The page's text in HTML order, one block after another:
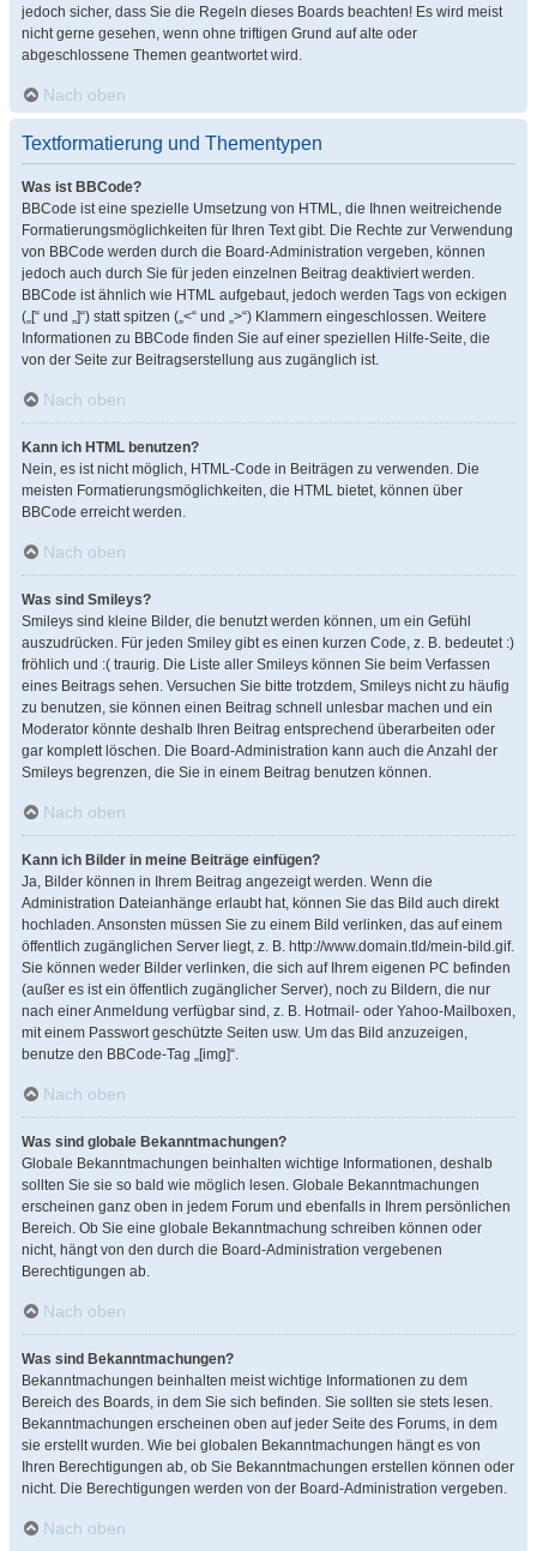
jedoch sicher, dass Sie die Regeln dieses Boards beachten! Es wird meist
nicht gerne gesehen, wenn ohne triftigen Grund auf alte oder
abgeschlossene Themen geantwortet wird.
Nach oben
Textformatierung und Thementypen
Was ist BBCode?
BBCode ist eine spezielle Umsetzung von HTML, die Ihnen weitreichende
Formatierungsmöglichkeiten für Ihren Text gibt. Die Rechte zur Verwendung
von BBCode werden durch die Board-Administration vergeben, können
jedoch auch durch Sie für jeden einzelnen Beitrag deaktiviert werden.
BBCode ist ähnlich wie HTML aufgebaut, jedoch werden Tags von eckigen
(„[“ und „]“) statt spitzen („<“ und „>“) Klammern eingeschlossen. Weitere
Informationen zu BBCode finden Sie auf einer speziellen Hilfe-Seite, die
von der Seite zur Beitragserstellung aus zugänglich ist.
Nach oben
Kann ich HTML benutzen?
Nein, es ist nicht möglich, HTML-Code in Beiträgen zu verwenden. Die
meisten Formatierungsmöglichkeiten, die HTML bietet, können über
BBCode erreicht werden.
Nach oben
Was sind Smileys?
Smileys sind kleine Bilder, die benutzt werden können, um ein Gefühl
auszudrücken. Für jeden Smiley gibt es einen kurzen Code, z. B. bedeutet :)
fröhlich und :( traurig. Die Liste aller Smileys können Sie beim Verfassen
eines Beitrags sehen. Versuchen Sie bitte trotzdem, Smileys nicht zu häufig
zu benutzen, sie können einen Beitrag schnell unlesbar machen und ein
Moderator könnte deshalb Ihren Beitrag entsprechend überarbeiten oder
gar komplett löschen. Die Board-Administration kann auch die Anzahl der
Smileys begrenzen, die Sie in einem Beitrag benutzen können.
Nach oben
Kann ich Bilder in meine Beiträge einfügen?
Ja, Bilder können in Ihrem Beitrag angezeigt werden. Wenn die
Administration Dateianhänge erlaubt hat, können Sie das Bild auch direkt
hochladen. Ansonsten müssen Sie zu einem Bild verlinken, das auf einem
öffentlich zugänglichen Server liegt, z. B. http://www.domain.tld/mein-bild.gif.
Sie können weder Bilder verlinken, die sich auf Ihrem eigenen PC befinden
(außer es ist ein öffentlich zugänglicher Server), noch zu Bildern, die nur
nach einer Anmeldung verfügbar sind, z. B. Hotmail- oder Yahoo-Mailboxen,
mit einem Passwort geschützte Seiten usw. Um das Bild anzuzeigen,
benutze den BBCode-Tag „[img]“.
Nach oben
Was sind globale Bekanntmachungen?
Globale Bekanntmachungen beinhalten wichtige Informationen, deshalb
sollten Sie sie so bald wie möglich lesen. Globale Bekanntmachungen
erscheinen ganz oben in jedem Forum und ebenfalls in Ihrem persönlichen
Bereich. Ob Sie eine globale Bekanntmachung schreiben können oder
nicht, hängt von den durch die Board-Administration vergebenen
Berechtigungen ab.
Nach oben
Was sind Bekanntmachungen?
Bekanntmachungen beinhalten meist wichtige Informationen zu dem
Bereich des Boards, in dem Sie sich befinden. Sie sollten sie stets lesen.
Bekanntmachungen erscheinen oben auf jeder Seite des Forums, in dem
sie erstellt wurden. Wie bei globalen Bekanntmachungen hängt es von
Ihren Berechtigungen ab, ob Sie Bekanntmachungen erstellen können oder
nicht. Die Berechtigungen werden von der Board-Administration vergeben.
Nach oben